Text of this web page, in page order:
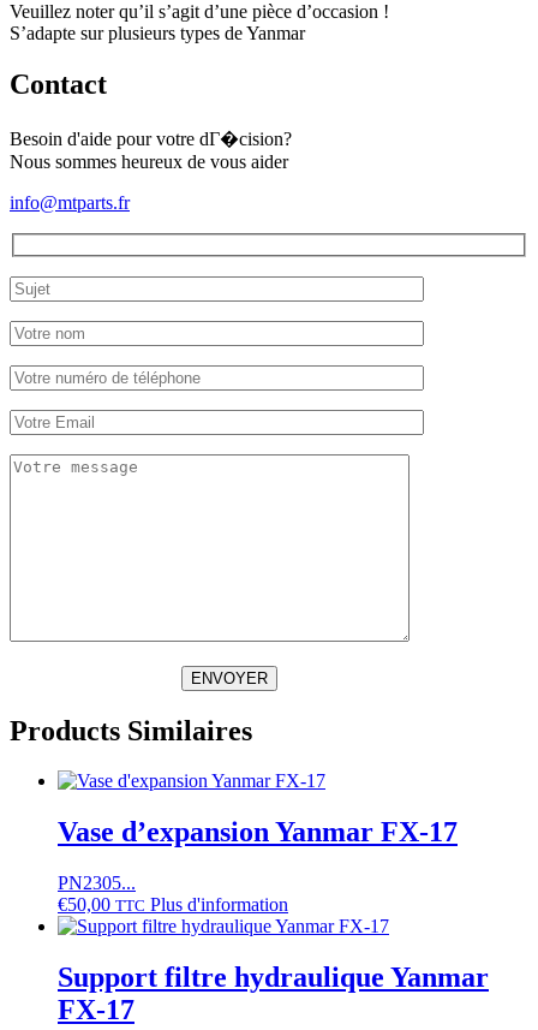
Veuillez noter qu’il s’agit d’une pièce d’occasion !
S’adapte sur plusieurs types de Yanmar
Contact
Besoin d'aide pour votre dГ�cision?
Nous sommes heureux de vous aider
info@mtparts.fr
ENVOYER
Products Similaires
Vase d’expansion Yanmar FX-17
PN2305...
€50,00 TTC Plus d'information
Support filtre hydraulique Yanmar
FX-17